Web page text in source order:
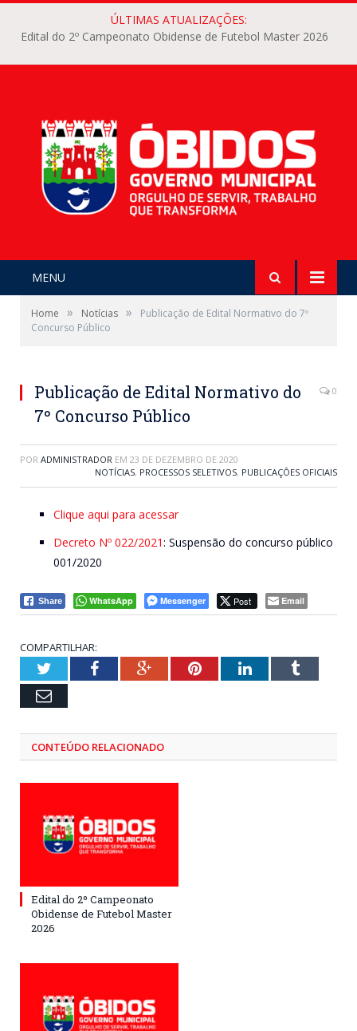
ÚLTIMAS ATUALIZAÇÕES:
Edital do 2º Campeonato Obidense de Futebol Master 2026
MENU
Home » Notícias »
Publicação de Edital Normativo do 7º
Concurso Público
Publicação de Edital Normativo do
7º Concurso Público
0
POR ADMINISTRADOR EM 23 DE DEZEMBRO DE 2020
NOTÍCIAS, PROCESSOS SELETIVOS, PUBLICAÇÕES OFICIAIS
Clique aqui para acessar
Decreto Nº 022/2021: Suspensão do concurso público
001/2020
Share WhatsApp Messenger Post Email
COMPARTILHAR:
TwitterFacebookGoogle+PinterestLinkedInTumblr
Email
CONTEÚDO RELACIONADO
Edital do 2º Campeonato
Obidense de Futebol Master
2026